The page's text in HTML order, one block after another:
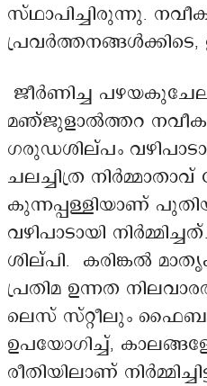
സ്ഥാപിച്ചിരുന്നു.
ജീർണിച്ച പഴയകുചേല
മഞ്ജുളാൽത്തറ
ഗരുഡശില്പം
ചലച്ചിത്ര
കുന്നപ്പള്ളിയാണ്
വഴിപാടായി
ശില്പി. കരിങ്കൽ
പ്രതിമ ഉന്നത
ലെസ് സ്റ്റീലും ഫൈബർ
ഉപയോഗിച്ച്,
രീതിയിലാണ്